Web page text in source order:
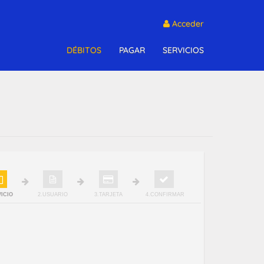
Acceder
DÉBITOS PAGAR SERVICIOS
2.USUARIO 3.TARJETA 4.CONFIRMAR